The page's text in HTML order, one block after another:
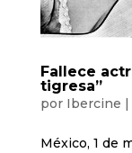
Fallece
tigresa”
por Ibercine
México, 1 de